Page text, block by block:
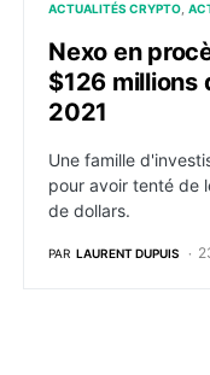
ACTUALITÉS CRYPTO
Nexo en
$126 millions
2021
Une famille
pour avoir tenté de
de dollars.
PAR LAURENT DUPUIS